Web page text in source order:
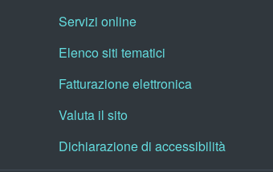
Servizi online
Elenco siti tematici
Fatturazione elettronica
Valuta il sito
Dichiarazione di accessibilità